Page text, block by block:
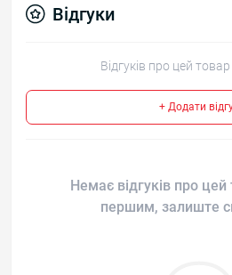
Відгуки
Відгуків про цей
+ Додати
Немає відгуків про цей
першим, залиште